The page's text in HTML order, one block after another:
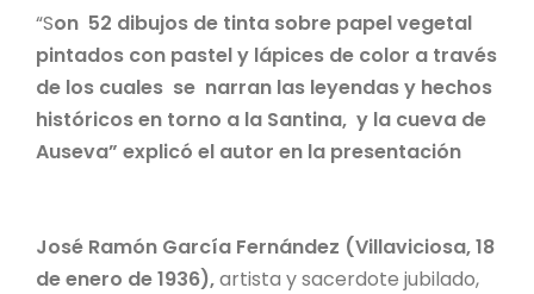
“Son 52 dibujos de tinta sobre papel vegetal
pintados con pastel y lápices de color a través
de los cuales se narran las leyendas y hechos
históricos en torno a la Santina, y la cueva de
Auseva” explicó el autor en la presentación
José Ramón García Fernández (Villaviciosa, 18
de enero de 1936),artista y sacerdote jubilado,